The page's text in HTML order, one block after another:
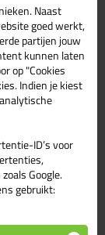
Naast
goed werkt,
partijen jouw
kunnen laten
op "Cookies
Indien je kiest
ID’s voor
Google.
gebruikt: